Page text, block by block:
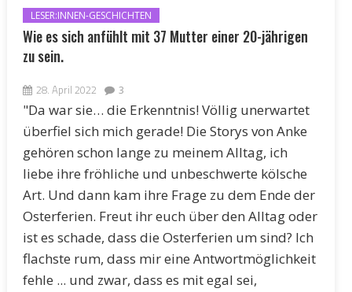
LESER:INNEN-GESCHICHTEN
Wie es sich anfühlt mit 37 Mutter einer 20-jährigen
zu sein.
28. April 2022 3
"Da war sie… die Erkenntnis! Völlig unerwartet
überfiel sich mich gerade! Die Storys von Anke
gehören schon lange zu meinem Alltag, ich
liebe ihre fröhliche und unbeschwerte kölsche
Art. Und dann kam ihre Frage zu dem Ende der
Osterferien. Freut ihr euch über den Alltag oder
ist es schade, dass die Osterferien um sind? Ich
flachste rum, dass mir eine Antwortmöglichkeit
fehle ... und zwar, dass es mit egal sei,